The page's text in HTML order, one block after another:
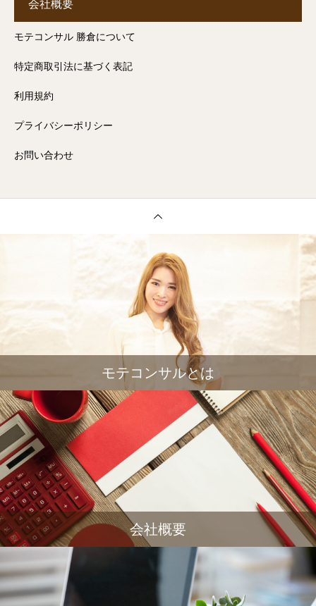
会社概要
モテコンサル 勝倉について
特定商取引法に基づく表記
利用規約
プライバシーポリシー
お問い合わせ
モテコンサルとは
会社概要